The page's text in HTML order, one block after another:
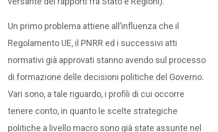
Un primo problema attiene all’influenza che il
Regolamento UE, il PNRR ed i successivi atti
normativi già approvati stanno avendo sul processo
di formazione delle decisioni politiche del Governo.
Vari sono, a tale riguardo, i profili di cui occorre
tenere conto, in quanto le scelte strategiche
politiche a livello macro sono già state assunte nel